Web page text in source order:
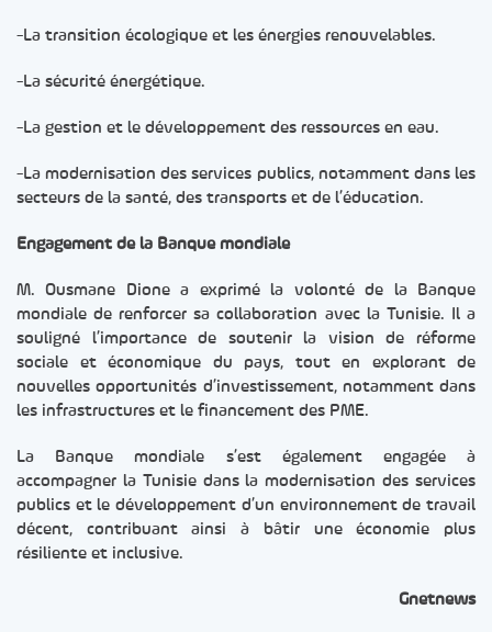
-La transition écologique et les énergies renouvelables.
-La sécurité énergétique.
-La gestion et le développement des ressources en eau.
-La modernisation des services publics, notamment dans les
secteurs de la santé, des transports et de l’éducation.
Engagement de la Banque mondiale
M. Ousmane Dione a exprimé la volonté de la Banque
mondiale de renforcer sa collaboration avec la Tunisie. Il a
souligné l’importance de soutenir la vision de réforme
sociale et économique du pays, tout en explorant de
nouvelles opportunités d’investissement, notamment dans
les infrastructures et le financement des PME.
La Banque mondiale s’est également engagée à
accompagner la Tunisie dans la modernisation des services
publics et le développement d’un environnement de travail
décent, contribuant ainsi à bâtir une économie plus
résiliente et inclusive.
Gnetnews